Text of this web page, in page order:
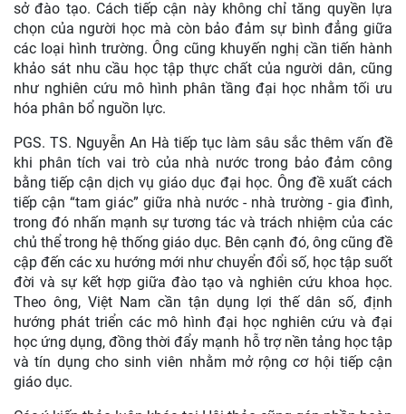
sở đào tạo. Cách tiếp cận này không chỉ tăng quyền lựa
chọn của người học mà còn bảo đảm sự bình đẳng giữa
các loại hình trường. Ông cũng khuyến nghị cần tiến hành
khảo sát nhu cầu học tập thực chất của người dân, cũng
như nghiên cứu mô hình phân tầng đại học nhằm tối ưu
hóa phân bổ nguồn lực.
PGS. TS. Nguyễn An Hà tiếp tục làm sâu sắc thêm vấn đề
khi phân tích vai trò của nhà nước trong bảo đảm công
bằng tiếp cận dịch vụ giáo dục đại học. Ông đề xuất cách
tiếp cận “tam giác” giữa nhà nước - nhà trường - gia đình,
trong đó nhấn mạnh sự tương tác và trách nhiệm của các
chủ thể trong hệ thống giáo dục. Bên cạnh đó, ông cũng đề
cập đến các xu hướng mới như chuyển đổi số, học tập suốt
đời và sự kết hợp giữa đào tạo và nghiên cứu khoa học.
Theo ông, Việt Nam cần tận dụng lợi thế dân số, định
hướng phát triển các mô hình đại học nghiên cứu và đại
học ứng dụng, đồng thời đẩy mạnh hỗ trợ nền tảng học tập
và tín dụng cho sinh viên nhằm mở rộng cơ hội tiếp cận
giáo dục.